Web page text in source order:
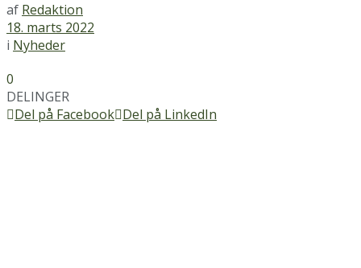
af Redaktion
18. marts 2022
i Nyheder
0
DELINGER
Del på Facebook Del på LinkedIn